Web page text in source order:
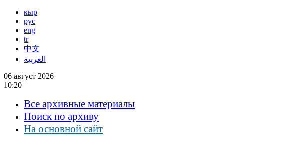
кыр
рус
eng
tr
中文
العربية
06 август 2026
10:20
Все архивные материалы
Поиск по архиву
На основной сайт